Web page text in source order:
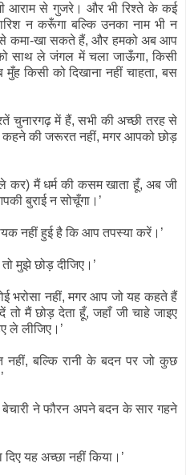
आराम से गुजरे। और भी रिश्ते के कई
न करूँगा बल्कि उनका नाम भी न
से कमा-खा सकते हैं, और हमको अब आप
साथ ले जंगल में चला जाऊँगा, किसी
किसी को दिखाना नहीं चाहता, बस
चुनारगढ़ में हैं, सभी की अच्छी तरह से
कहने की जरूरत नहीं, मगर आपको छोड़
कर) मैं धर्म की कसम खाता हूँ, अब जी
बुराई न सोचूँगा।’
नहीं हुई है कि आप तपस्या करें।’
मुझे छोड़ दीजिए।’
भरोसा नहीं, मगर आप जो यह कहते हैं
मैं छोड़ देता हूँ, जहाँ जी चाहे जाइए
ले लीजिए।’
नहीं, बल्कि रानी के बदन पर जो कुछ
ने फौरन अपने बदन के सार गहने
यह अच्छा नहीं किया।’